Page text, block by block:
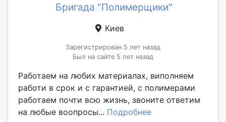
Бригада "Полимерщики"
Киев
Зарегистрирован 5 лет назад
Был на сайте 5 лет назад
Работаем на любих материалах, виполняем
работи в срок и с гарантией, с полимерами
работаем почти всю жизнь, звоните ответим
на любые воопросы... Подробнее